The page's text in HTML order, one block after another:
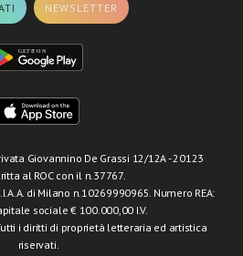
NEWSLETTER
Giovannino De Grassi 12/12A - 20123
al ROC con il n.37767.
di Milano n.10269990965. Numero REA:
sociale € 100.000,00 I.V.
i diritti di proprietà letteraria ed artistica
riservati.